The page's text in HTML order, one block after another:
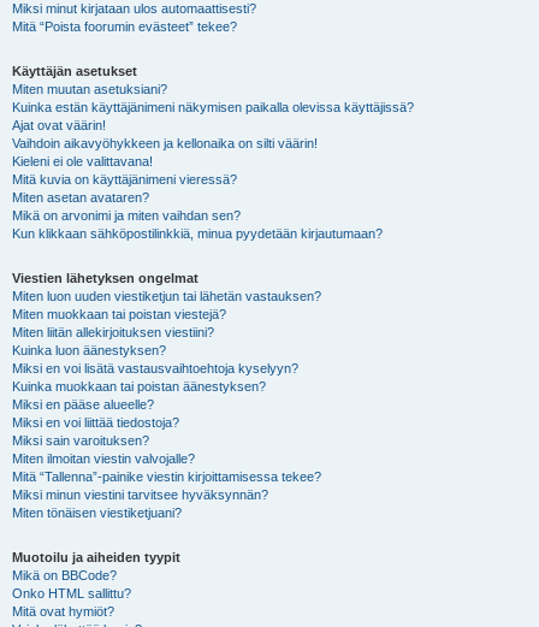
Miksi minut kirjataan ulos automaattisesti?
Mitä “Poista foorumin evästeet” tekee?
Käyttäjän asetukset
Miten muutan asetuksiani?
Kuinka estän käyttäjänimeni näkymisen paikalla olevissa käyttäjissä?
Ajat ovat väärin!
Vaihdoin aikavyöhykkeen ja kellonaika on silti väärin!
Kieleni ei ole valittavana!
Mitä kuvia on käyttäjänimeni vieressä?
Miten asetan avataren?
Mikä on arvonimi ja miten vaihdan sen?
Kun klikkaan sähköpostilinkkiä, minua pyydetään kirjautumaan?
Viestien lähetyksen ongelmat
Miten luon uuden viestiketjun tai lähetän vastauksen?
Miten muokkaan tai poistan viestejä?
Miten liitän allekirjoituksen viestiini?
Kuinka luon äänestyksen?
Miksi en voi lisätä vastausvaihtoehtoja kyselyyn?
Kuinka muokkaan tai poistan äänestyksen?
Miksi en pääse alueelle?
Miksi en voi liittää tiedostoja?
Miksi sain varoituksen?
Miten ilmoitan viestin valvojalle?
Mitä “Tallenna”-painike viestin kirjoittamisessa tekee?
Miksi minun viestini tarvitsee hyväksynnän?
Miten tönäisen viestiketjuani?
Muotoilu ja aiheiden tyypit
Mikä on BBCode?
Onko HTML sallittu?
Mitä ovat hymiöt?